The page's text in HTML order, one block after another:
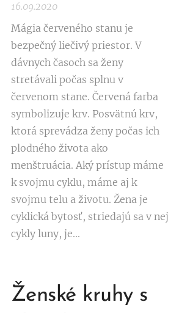
16.09.2020
Mágia červeného stanu je
bezpečný liečivý priestor. V
dávnych časoch sa ženy
stretávali počas splnu v
červenom stane. Červená farba
symbolizuje krv. Posvätnú krv,
ktorá sprevádza ženy počas ich
plodného života ako
menštruácia. Aký prístup máme
k svojmu cyklu, máme aj k
svojmu telu a životu. Žena je
cyklická bytosť, striedajú sa v nej
cykly luny, je...
Ženské kruhy s